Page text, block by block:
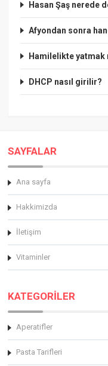
Hasan Şaş nerede
Afyondan sonra
Hamilelikte yatmak
DHCP nasıl girilir?
SAYFALAR
Ana sayfa
Hakkimizda
İletişim
Vitaminler
KATEGORİLER
Aperatifler
Pasta Tarifleri